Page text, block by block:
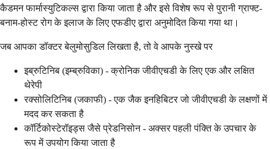
कैडमन फार्मास्युटिकल्स द्वारा किया जाता है और इसे विशेष रूप से पुरानी ग्राफ्ट-
बनाम-होस्ट रोग के इलाज के लिए एफडीए द्वारा अनुमोदित किया गया था।
जब आपका डॉक्टर बेलुमोसुडिल लिखता है, तो वे आपके नुस्खे पर
इब्रुटिनिब (इम्ब्रुविका) - क्रोनिक जीवीएचडी के लिए एक और लक्षित
थेरेपी
रक्सोलिटिनिब (जकाफी) - एक जैक इनहिबिटर जो जीवीएचडी के लक्षणों में
मदद कर सकता है
कॉर्टिकोस्टेरॉइड्स जैसे प्रेडनिसोन - अक्सर पहली पंक्ति के उपचार के
रूप में उपयोग किया जाता है